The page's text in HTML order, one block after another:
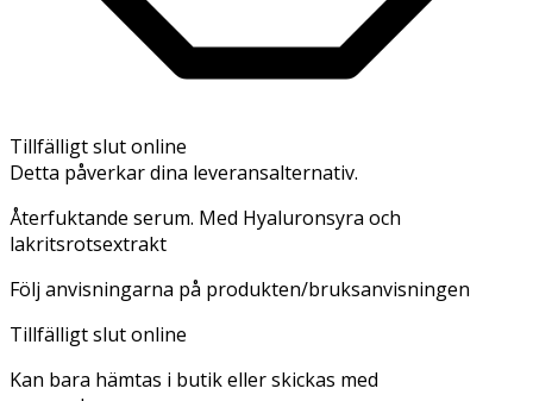
Tillfälligt slut online
Detta påverkar dina leveransalternativ.
Återfuktande serum. Med Hyaluronsyra och
lakritsrotsextrakt
Följ anvisningarna på produkten/bruksanvisningen
Tillfälligt slut online
Kan bara hämtas i butik eller skickas med